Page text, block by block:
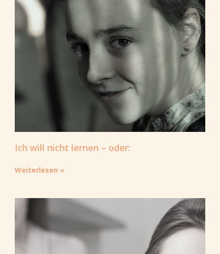
Ich will nicht lernen – oder:
Weiterlesen »